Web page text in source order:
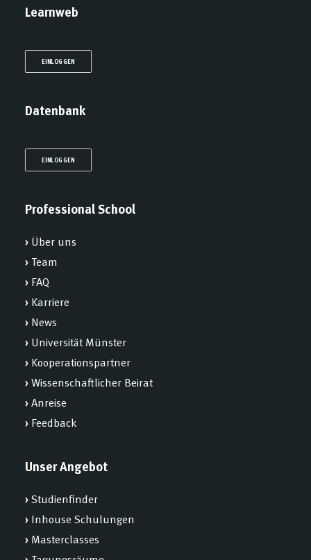
Learnweb
EINLOGGEN
Datenbank
EINLOGGEN
Professional School
› Über uns
› Team
› FAQ
› Karriere
› News
› Universität Münster
› Kooperationspartner
›Wissenschaftlicher Beirat
›Anreise
› Feedback
Unser Angebot
›Studienfinder
› Inhouse Schulungen
› Masterclasses